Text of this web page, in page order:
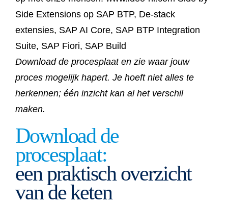
Download de procesplaat en zie waar jouw
proces mogelijk hapert. Je hoeft niet alles te
herkennen; één inzicht kan al het verschil
maken.
Download de
procesplaat:
een praktisch overzicht
van de keten